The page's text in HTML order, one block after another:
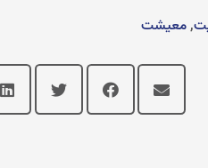
,معیشت